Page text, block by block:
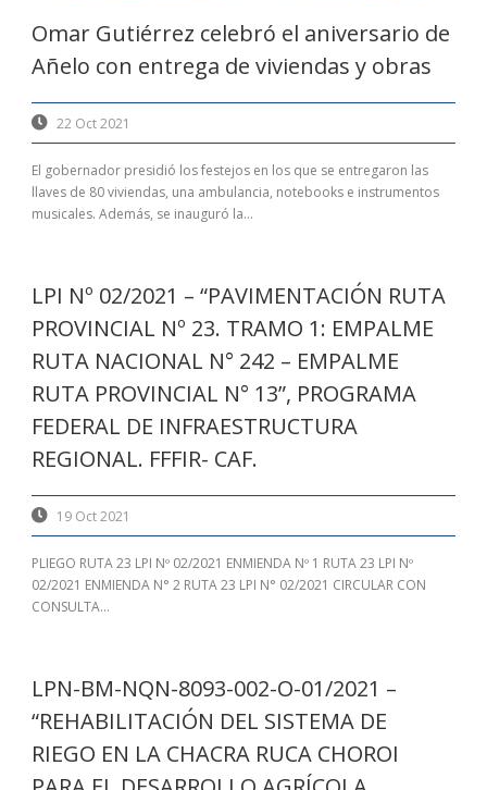
Omar Gutiérrez celebró el aniversario de
Añelo con entrega de viviendas y obras
22 Oct 2021
El gobernador presidió los festejos en los que se entregaron las
llaves de 80 viviendas, una ambulancia, notebooks e instrumentos
musicales. Además, se inauguró la...
LPI Nº 02/2021 – “PAVIMENTACIÓN RUTA
PROVINCIAL Nº 23. TRAMO 1: EMPALME
RUTA NACIONAL N° 242 – EMPALME
RUTA PROVINCIAL N° 13”, PROGRAMA
FEDERAL DE INFRAESTRUCTURA
REGIONAL. FFFIR- CAF.
19 Oct 2021
PLIEGO RUTA 23 LPI Nº 02/2021 ENMIENDA Nº 1 RUTA 23 LPI Nº
02/2021 ENMIENDA N° 2 RUTA 23 LPI N° 02/2021 CIRCULAR CON
CONSULTA...
LPN-BM-NQN-8093-002-O-01/2021 –
“REHABILITACIÓN DEL SISTEMA DE
RIEGO EN LA CHACRA RUCA CHOROI